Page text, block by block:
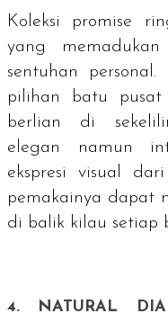
Koleksi promise
yang
sentuhan
pilihan batu pusat
berlian di
elegan namun
ekspresi visual
pemakainya dapat
di balik kilau setiap
4. NATURAL